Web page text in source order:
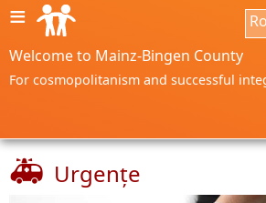
≡
Welcome to Mainz-Bingen County
For cosmopolitanism and successful
🚑 Urgențe